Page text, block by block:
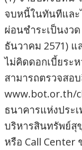
จบหนี้ในทันทีและ
ผ่อนชำระเป็นงวด
ธันวาคม 2571) แ
ไม่คิดดอกเบี้ยระ
สามารถตรวจสอ
www.bot.or.th/
ธนาคารแห่งประ
บริหารสินทรัพย์สุ
หรือ Call Center